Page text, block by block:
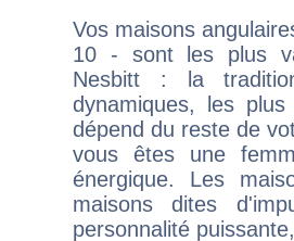
Vos maisons
10 - sont les plus
Nesbitt : la
dynamiques, les
dépend du reste de
vous êtes une
énergique. Les
maisons dites
personnalité